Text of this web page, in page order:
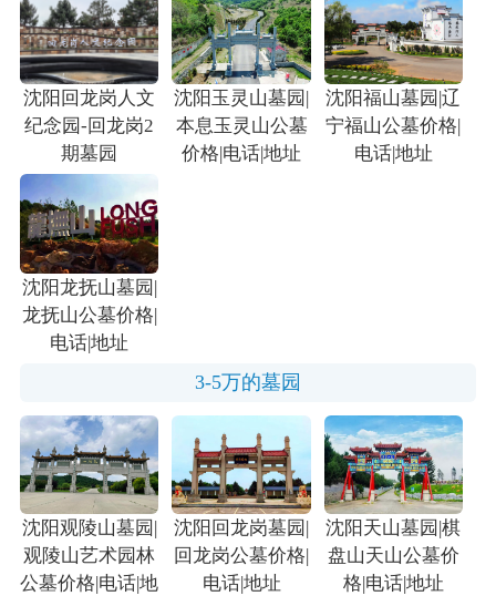
沈阳回龙岗人文
纪念园-回龙岗2
期墓园
沈阳玉灵山墓园|
本息玉灵山公墓
价格|电话|地址
沈阳福山墓园|辽
宁福山公墓价格|
电话|地址
沈阳龙抚山墓园|
龙抚山公墓价格|
电话|地址
3-5万的墓园
沈阳观陵山墓园|
观陵山艺术园林
公墓价格|电话|地
沈阳回龙岗墓园|
回龙岗公墓价格|
电话|地址
沈阳天山墓园|棋
盘山天山公墓价
格|电话|地址